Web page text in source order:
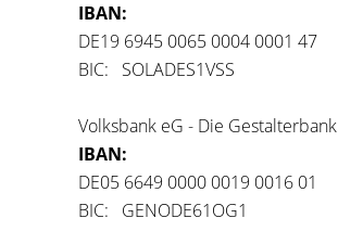
IBAN:
DE19 6945 0065 0004 0001 47
BIC: SOLADES1VSS
Volksbank eG - Die Gestalterbank
IBAN:
DE05 6649 0000 0019 0016 01
BIC: GENODE61OG1